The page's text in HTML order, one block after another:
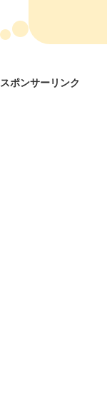
スポンサーリンク